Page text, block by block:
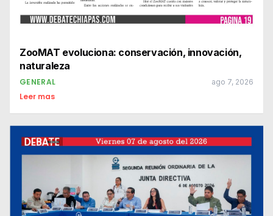
ZooMAT evoluciona: conservación, innovación,
naturaleza
GENERAL ago 7, 2026
Leer mas